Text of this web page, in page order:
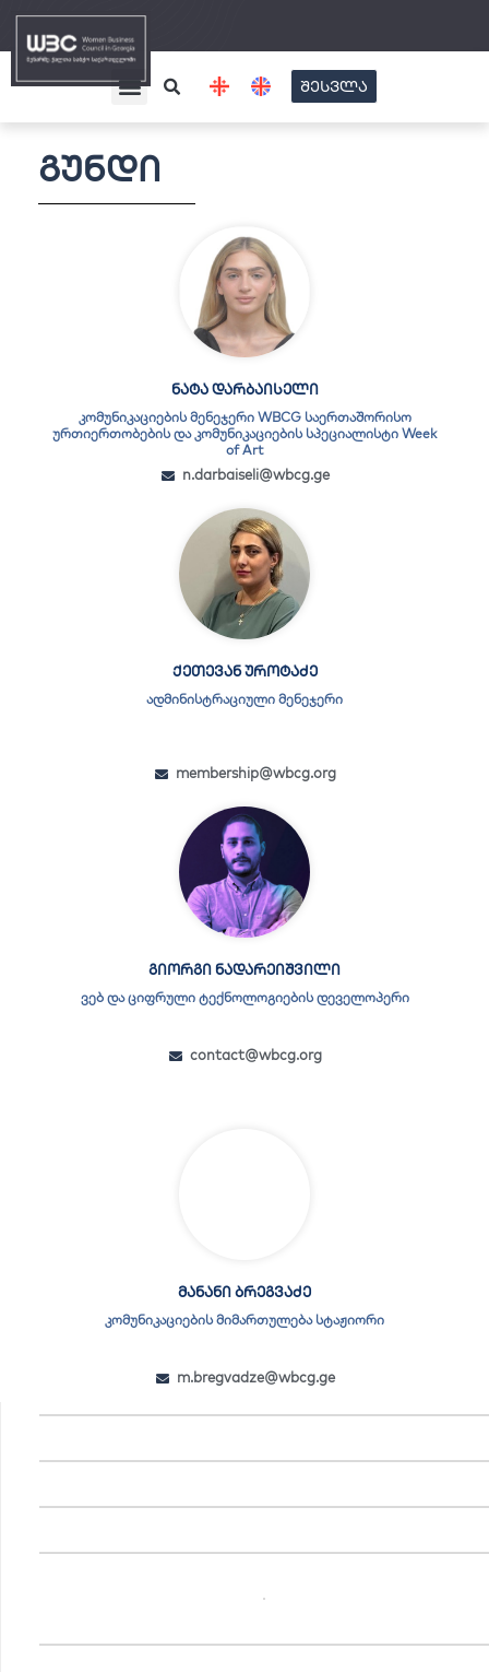
content
MenuSearch შესვლა
გუნდი
ნატა დარბაისელი
კომუნიკაციების მენეჯერი WBCG საერთაშორისო
ურთიერთობების და კომუნიკაციების სპეციალისტი Week
of Art
n.darbaiseli@wbcg.ge
ქეთევან უროტაძე
ადმინისტრაციული მენეჯერი
membership@wbcg.org
გიორგი ნადარეიშვილი
ვებ და ციფრული ტექნოლოგიების დეველოპერი
contact@wbcg.org
მანანი ბრეგვაძე
კომუნიკაციების მიმართულება სტაჟიორი
m.bregvadze@wbcg.ge